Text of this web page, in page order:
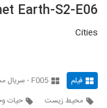
17
Earth-S2-E06
Cities
فیلم F005 - سریال مستند Planet Earth
محیط زیست
حیات